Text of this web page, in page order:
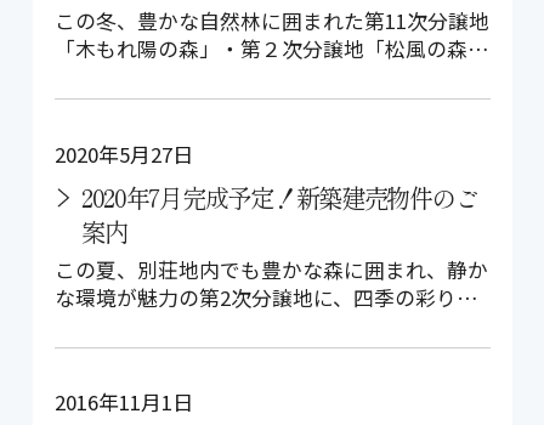
この冬、豊かな自然林に囲まれた第11次分譲地
「木もれ陽の森」・第２次分譲地「松風の森」
2020年5月27日
2020年7月完成予定！新築建売物件のご
案内
この夏、別荘地内でも豊かな森に囲まれ、静か
な環境が魅力の第2次分譲地に、四季の彩りを
2016年11月1日